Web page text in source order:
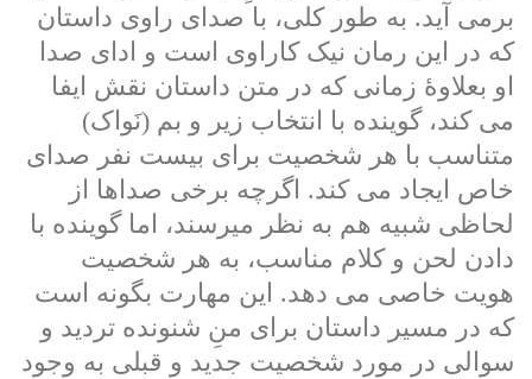
برمی آید. به طور کلی، با صدای راوی داستان
که در این رمان نیک کاراوی است و ادای صدا
او بعلاوۀ زمانی که در متن داستان نقش ایفا
می کند، گوینده با انتخاب زیر و بم (نَواک)
متناسب با هر شخصیت برای بیست نفر صدای
خاص ایجاد می کند. اگرچه برخی صداها از
لحاظی شبیه هم به نظر میرسند، اما گوینده با
دادن لحن و کلام مناسب، به هر شخصیت
هویت خاصی می دهد. این مهارت بگونه است
که در مسیر داستان برای منِ شنونده تردید و
سوالی در مورد شخصیت جدید و قبلی به وجود